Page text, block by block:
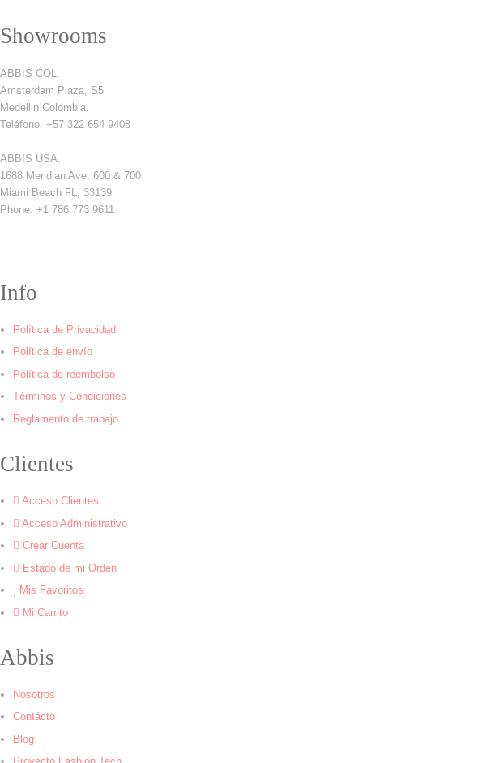
Showrooms
ABBIS COL.
Amsterdam Plaza, S5
Medellin Colombia.
Teléfono. +57 322 654 9408
ABBIS USA.
1688 Meridian Ave. 600 & 700
Miami Beach FL, 33139
Phone. +1 786 773 9611
Info
Política de Privacidad
Política de envío
Política de reembolso
Términos y Condiciones
Reglamento de trabajo
Clientes
Acceso Clientes
Acceso Administrativo
Crear Cuenta
Estado de mi Orden
Mis Favoritos
Mi Carrito
Abbis
Nosotros
Contácto
Blog